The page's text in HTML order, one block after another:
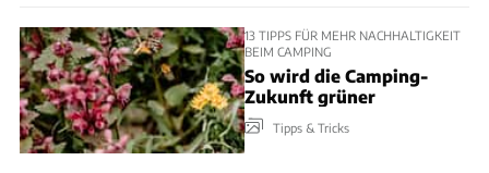
13 TIPPS FÜR MEHR NACHHALTIGKEIT
BEIM CAMPING
So wird die Camping-
Zukunft grüner
Tipps & Tricks